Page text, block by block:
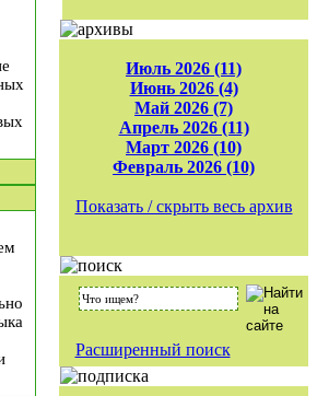
Июль 2026 (11)
Июнь 2026 (4)
Май 2026 (7)
Апрель 2026 (11)
Март 2026 (10)
Февраль 2026 (10)
Показать / скрыть весь архив
Расширенный поиск